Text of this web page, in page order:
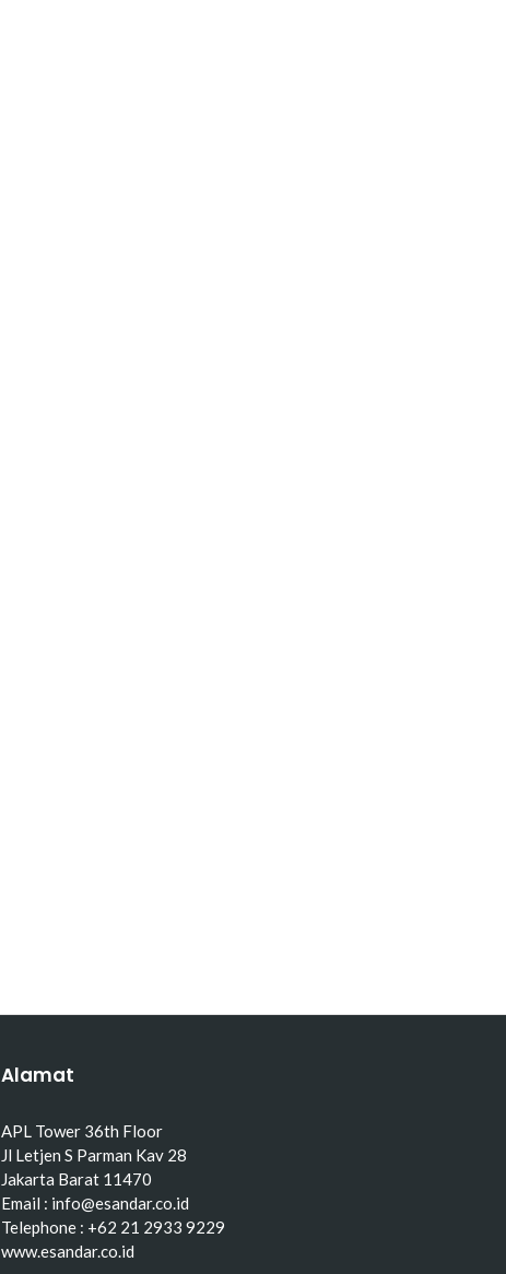
Alamat
APL Tower 36th Floor
Jl Letjen S Parman Kav 28
Jakarta Barat 11470
Email : info@esandar.co.id
Telephone : +62 21 2933 9229
www.esandar.co.id